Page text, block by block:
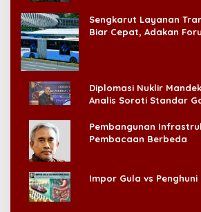
Sengkarut Layanan
Biar Cepat, Adakan
Diplomasi Nuklir
Analis Soroti Standar
Pembangunan
Pembacaan Berbeda
Impor Gula vs Penghuni